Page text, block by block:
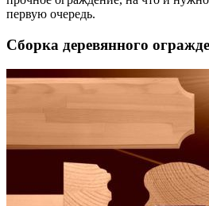
первую очередь.
Сборка деревянного